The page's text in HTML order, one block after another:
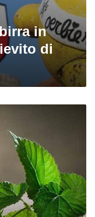
in
di